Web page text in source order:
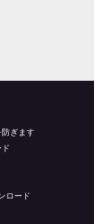
ぎます
ロード